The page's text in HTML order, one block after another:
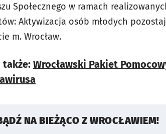
Społecznego w ramach
Aktywizacja osób młodych
m. Wrocław.
także: Wrocławski Pakiet
NA BIEŻĄCO Z WROCŁAWIEM!